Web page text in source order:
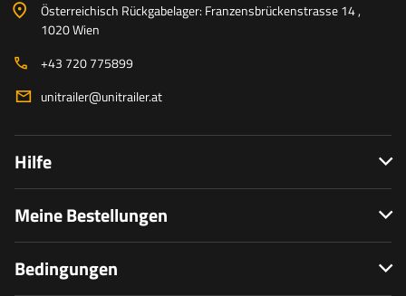
Österreichisch Rückgabelager: Franzensbrückenstrasse 14 ,
1020 Wien
+43 720 775899
unitrailer@unitrailer.at
Hilfe
Meine Bestellungen
Bedingungen